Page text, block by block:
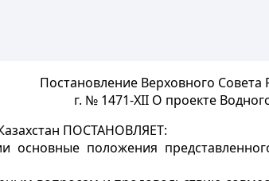
Постановление Верховного Совета
г. № 1471-XII О проекте
ПОСТАНОВЛЯЕТ:
положения